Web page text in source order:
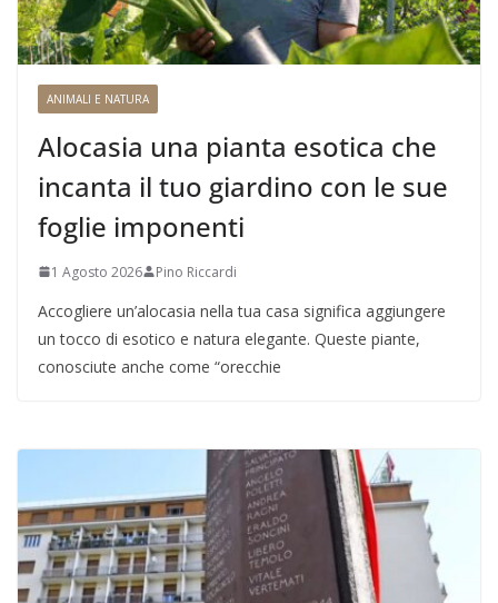
ANIMALI E NATURA
Alocasia una pianta esotica che
incanta il tuo giardino con le sue
foglie imponenti
1 Agosto 2026 Pino Riccardi
Accogliere un’alocasia nella tua casa significa aggiungere
un tocco di esotico e natura elegante. Queste piante,
conosciute anche come “orecchie